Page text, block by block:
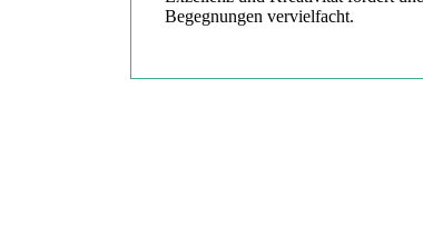
Begegnungen vervielfacht.